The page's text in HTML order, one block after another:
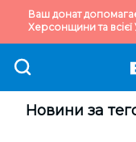
Ваш донат
Херсонщини та всієї
Новини за